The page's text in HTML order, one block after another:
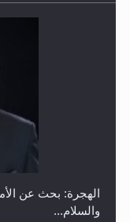
إتمام حفظ القرآن
الهجرة: بحث عن
والسلام...